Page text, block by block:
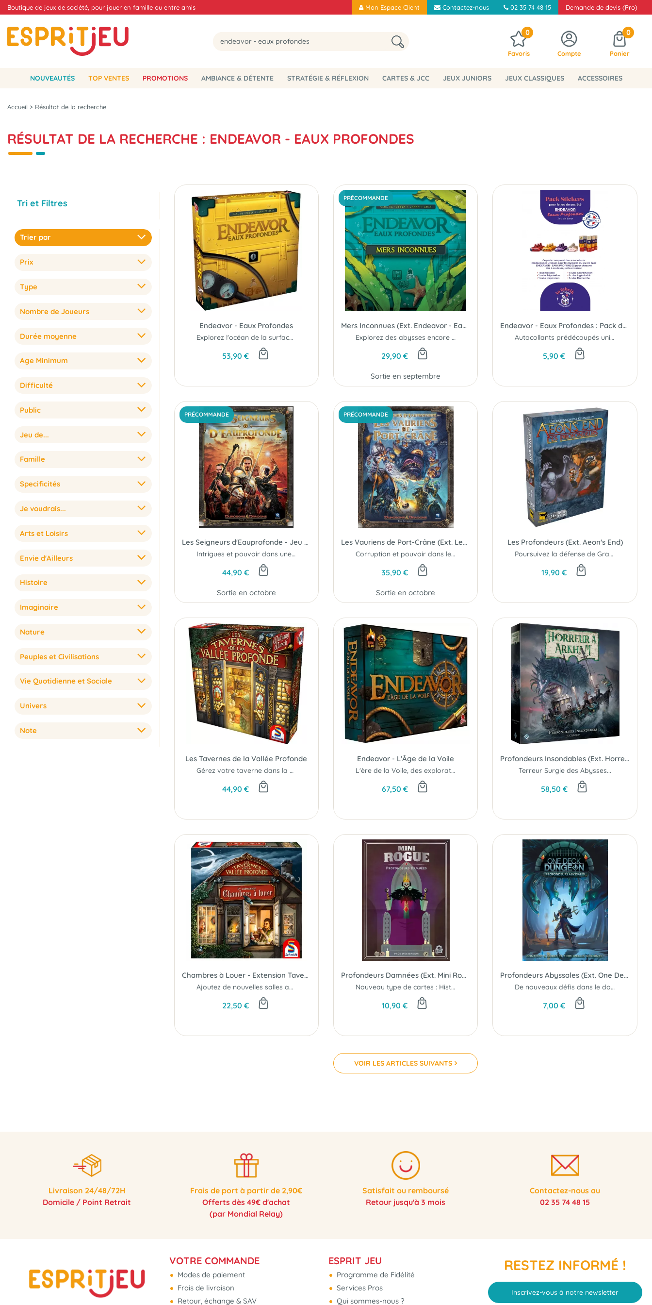
Boutique de jeux de société, pour jouer en famille ou entre amis Mon Espace Client Contactez-nous 02 35 74 48 15 Demande de devis (Pro)
0
Favoris Compte
0
Panier
NOUVEAUTÉS TOP VENTES PROMOTIONS AMBIANCE & DÉTENTE STRATÉGIE & RÉFLEXION CARTES & JCC JEUX JUNIORS JEUX CLASSIQUES ACCESSOIRES
Accueil > Résultat de la recherche
RÉSULTAT DE LA RECHERCHE : ENDEAVOR - EAUX PROFONDES
Tri et Filtres
Trier par
Prix
Type
Nombre de Joueurs
Durée moyenne
Age Minimum
Difficulté
Public
Jeu de...
Famille
Specificités
Je voudrais...
Arts et Loisirs
Envie d'Ailleurs
Histoire
Imaginaire
Nature
Peuples et Civilisations
Vie Quotidienne et Sociale
Univers
Note
Endeavor - Eaux Profondes
Explorez l'océan de la surface aux plus grandes profondeurs...
53,90 €
PRÉCOMMANDE
Mers Inconnues (Ext. Endeavor - Eaux Profondes)
Explorez des abysses encore inconnus...
29,90 €
Sortie en septembre
Endeavor - Eaux Profondes : Pack de Stickers
Autocollants prédécoupés uniques...
5,90 €
PRÉCOMMANDE
Les Seigneurs d'Eauprofonde - Jeu de Plateau
Intrigues et pouvoir dans une cité mythique...
44,90 €
Sortie en octobre
PRÉCOMMANDE
Les Vauriens de Port-Crâne (Ext. Les Seigneurs d'Eauprofonde - Jeu de Plateau)
Corruption et pouvoir dans les bas-fonds...
35,90 €
Sortie en octobre
Les Profondeurs (Ext. Aeon's End)
Poursuivez la défense de Gravehold avec de nouveaux héros...
19,90 €
Les Tavernes de la Vallée Profonde
Gérez votre taverne dans la petite ville de Tiefenthal...
44,90 €
Endeavor - L'Âge de la Voile
L'ère de la Voile, des explorateurs et des grands empires maritimes...
67,50 €
Profondeurs Insondables (Ext. Horreur à Arkham 3ème éd.)
Terreur Surgie des Abysses...
58,50 €
Chambres à Louer - Extension Tavernes de la Vallée Profonde
Ajoutez de nouvelles salles aux tavernes et apaisez un maire fougueux !
22,50 €
Profondeurs Damnées (Ext. Mini Rogue)
Nouveau type de cartes : Histoire
10,90 €
Profondeurs Abyssales (Ext. One Deck Dungeon)
De nouveaux défis dans le donjon...
7,00 €
VOIR LES ARTICLES SUIVANTS
Livraison 24/48/72H
Domicile / Point Retrait
Frais de port à partir de 2,90€
Offerts dès 49€ d'achat
(par Mondial Relay)
Satisfait ou remboursé
Retour jusqu'à 3 mois
Contactez-nous au
02 35 74 48 15
VOTRE COMMANDE
Modes de paiement
Frais de livraison
Retour, échange & SAV
ESPRIT JEU
Programme de Fidélité
Services Pros
Qui sommes-nous ?
RESTEZ INFORMÉ !
Inscrivez-vous à notre newsletter